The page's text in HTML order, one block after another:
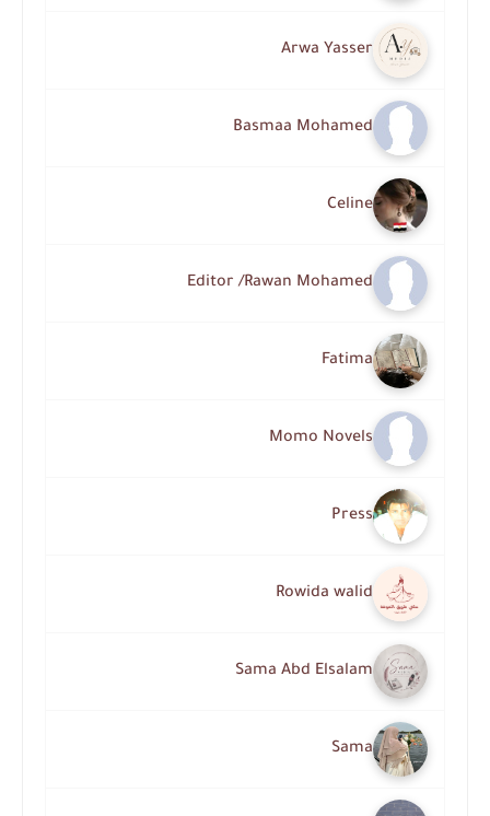
Arwa Yasser
Basmaa Mohamed
Celine
Editor /Rawan Mohamed
Fatima
Momo Novels
Press
Rowida walid
Sama Abd Elsalam
Sama